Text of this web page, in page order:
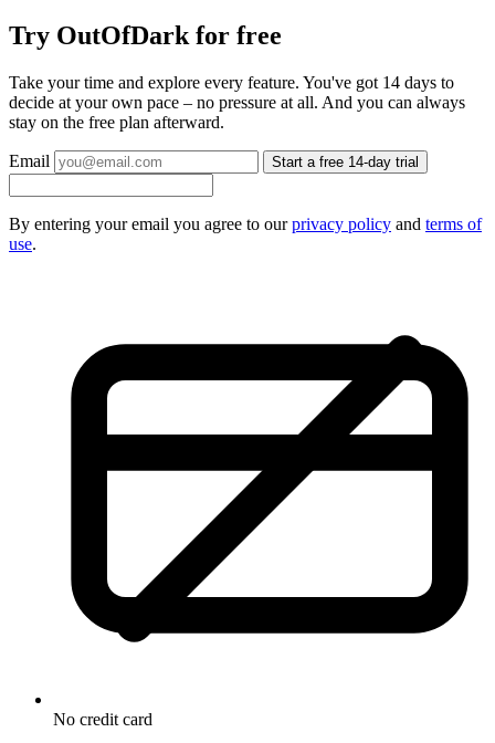
Try OutOfDark for free
Take your time and explore every feature. You've got 14 days to
decide at your own pace – no pressure at all. And you can always
stay on the free plan afterward.
Email Start a free 14-day trial
By entering your email you agree to ourprivacy policy and terms of
use.
No credit card